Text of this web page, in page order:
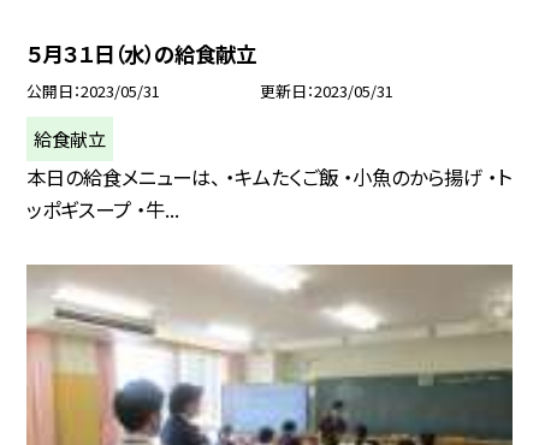
５月３１日（水）の給食献立
公開日 2023/05/31 更新日 2023/05/31
給食献立
本日の給食メニューは、 ・キムたくご飯 ・小魚のから揚げ ・ト
ッポギスープ ・牛...